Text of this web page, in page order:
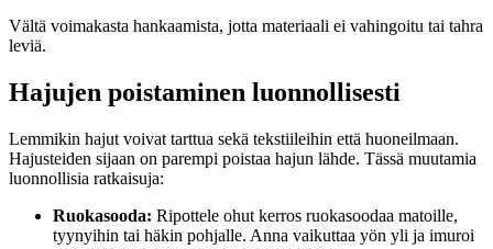
Vältä voimakasta hankaamista, jotta materiaali ei vahingoitu tai tahra
leviä.
Hajujen poistaminen luonnollisesti
Lemmikin hajut voivat tarttua sekä tekstiileihin että huoneilmaan.
Hajusteiden sijaan on parempi poistaa hajun lähde. Tässä muutamia
luonnollisia ratkaisuja:
Ruokasooda: Ripottele ohut kerros ruokasoodaa matoille,
tyynyihin tai häkin pohjalle. Anna vaikuttaa yön yli ja imuroi